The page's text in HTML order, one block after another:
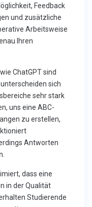
Feedback
und zusätzliche
Arbeitsweise
Ihren
ChatGPT sind
sich
sehr stark
uns eine ABC-
zu erstellen,
Antworten
dass eine
in der Qualität
Studierende